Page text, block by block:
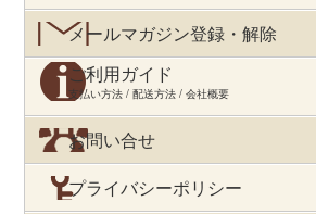
メールマガジン登録・解除
ご利用ガイド
支払い方法 / 配送方法 / 会社概要
お問い合せ
プライバシーポリシー